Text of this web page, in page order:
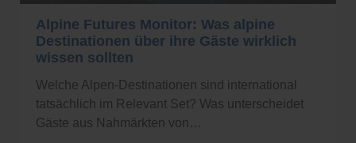
Alpine Futures Monitor: Was alpine
Destinationen über ihre Gäste wirklich
wissen sollten
Welche Alpen-Destinationen sind international
tatsächlich im Relevant Set? Was unterscheidet
Gäste aus Nahmärkten von…